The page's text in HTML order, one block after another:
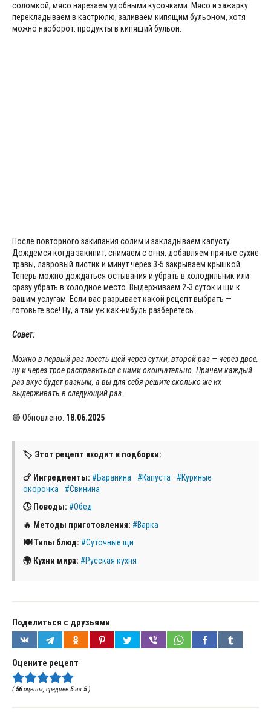
соломкой, мясо нарезаем удобными кусочками. Мясо и зажарку
перекладываем в кастрюлю, заливаем кипящим бульоном, хотя
можно наоборот: продукты в кипящий бульон.
После повторного закипания солим и закладываем капусту.
Дождемся когда закипит, снимаем с огня, добавляем пряные сухие
травы, лавровый листик и минут через 3-5 закрываем крышкой.
Теперь можно дождаться остывания и убрать в холодильник или
сразу убрать в холодное место. Выдерживаем 2-3 суток и щи к
вашим услугам. Если вас разрывает какой рецепт выбрать —
готовьте все! Ну, а там уж как-нибудь разберетесь…
Совет:
Можно в первый раз поесть щей через сутки, второй раз — через двое,
ну и через трое расправиться с ними окончательно. Причем каждый
раз вкус будет разным, а вы для себя решите сколько же их
выдерживать в следующий раз.
🟢 Обновлено: 18.06.2025
🏷 Этот рецепт входит в подборки:
🍗 Ингредиенты: #Баранина #Капуста
#Куриные
окорочка
#Свинина
🕓 Поводы: #Обед
🔥 Методы приготовления: #Варка
🍽 Типы блюд: #Суточные щи
🌍 Кухни мира: #Русская кухня
Поделиться с друзьями
Оцените рецепт
(56оценок, среднее 5из 5)